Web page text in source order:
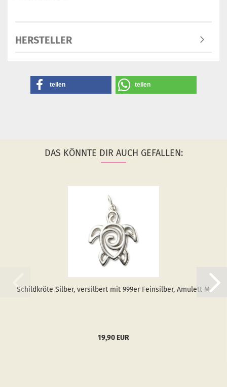
HERSTELLER
teilen teilen
DAS KÖNNTE DIR AUCH GEFALLEN:
Schild­krö­te Sil­ber, ver­sil­bert mit 999er Fein­sil­ber, Amu­lett M
19,90 EUR